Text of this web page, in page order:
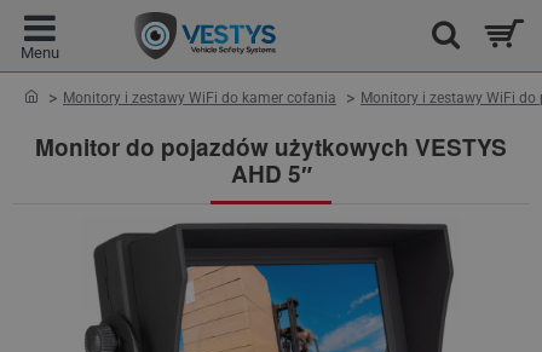
Monitor do pojazdów użytkowych VESTYS
AHD 5″
homeMonitory i zestawy WiFi do kamer cofania Monitory i zestawy WiFi